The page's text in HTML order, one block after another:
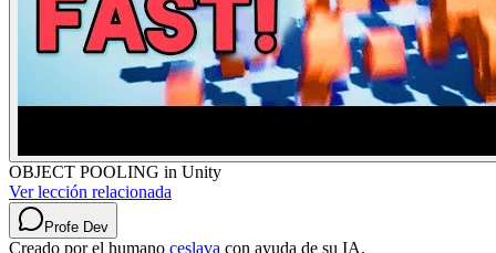
OBJECT POOLING in Unity
Ver lección relacionada
Profe Dev
Creado por el humano ceslava con ayuda de su IA.